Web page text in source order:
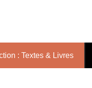
: Textes & Livres